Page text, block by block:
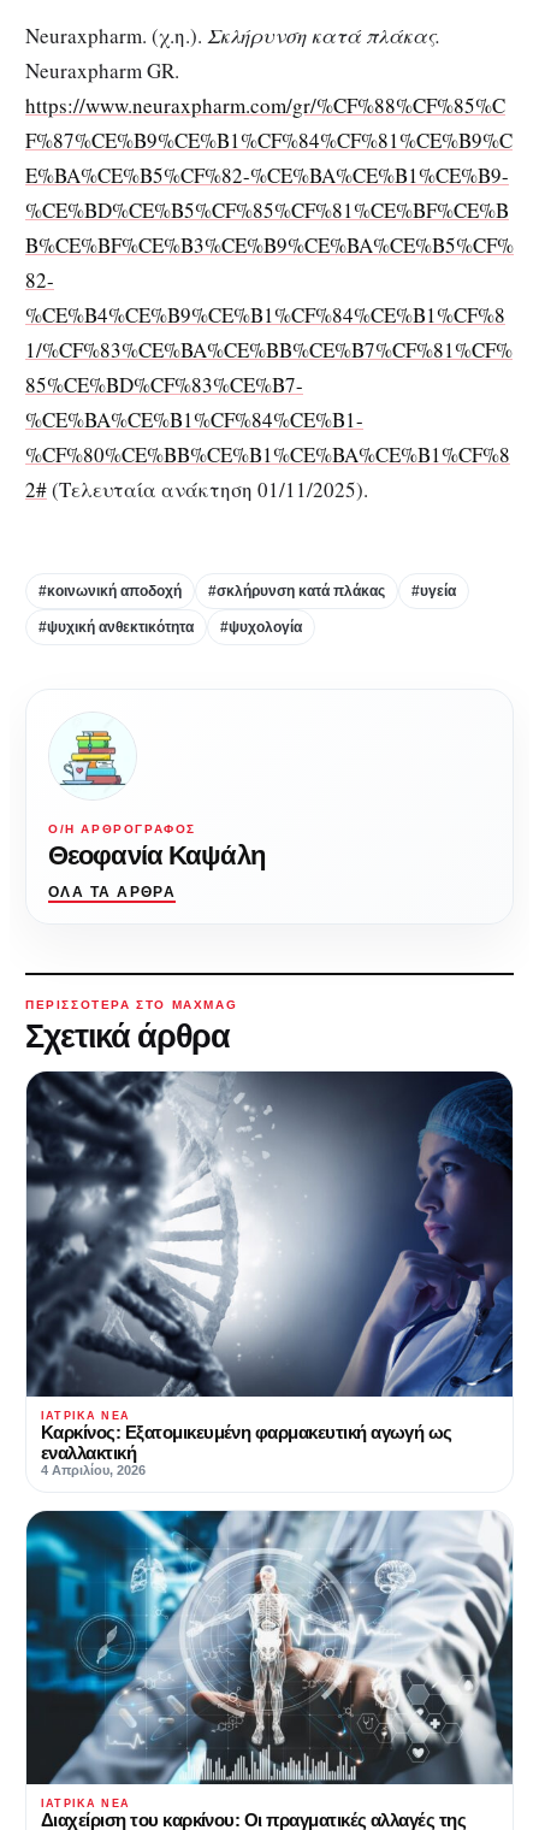
Neuraxpharm. (χ.η.). Σκλήρυνση κατά πλάκας.
Neuraxpharm GR.
https://www.neuraxpharm.com/gr/%CF%88%CF%85%C
F%87%CE%B9%CE%B1%CF%84%CF%81%CE%B9%C
E%BA%CE%B5%CF%82-%CE%BA%CE%B1%CE%B9-
%CE%BD%CE%B5%CF%85%CF%81%CE%BF%CE%B
B%CE%BF%CE%B3%CE%B9%CE%BA%CE%B5%CF%
82-
%CE%B4%CE%B9%CE%B1%CF%84%CE%B1%CF%8
1/%CF%83%CE%BA%CE%BB%CE%B7%CF%81%CF%
85%CE%BD%CF%83%CE%B7-
%CE%BA%CE%B1%CF%84%CE%B1-
%CF%80%CE%BB%CE%B1%CE%BA%CE%B1%CF%8
2#(Τελευταία ανάκτηση 01/11/2025).
#κοινωνική αποδοχή #σκλήρυνση κατά πλάκας #υγεία
#ψυχική ανθεκτικότητα #ψυχολογία
Ο/Η ΑΡΘΡΟΓΡΆΦΟΣ
Θεοφανία Καψάλη
ΌΛΑ ΤΑ ΆΡΘΡΑ
ΠΕΡΙΣΣΌΤΕΡΑ ΣΤΟ MAXMAG
Σχετικά άρθρα
ΙΑΤΡΙΚΆ ΝΈΑ
Καρκίνος: Εξατομικευμένη φαρμακευτική αγωγή ως
εναλλακτική
4 Απριλίου, 2026
ΙΑΤΡΙΚΆ ΝΈΑ
Διαχείριση του καρκίνου: Οι πραγματικές αλλαγές της